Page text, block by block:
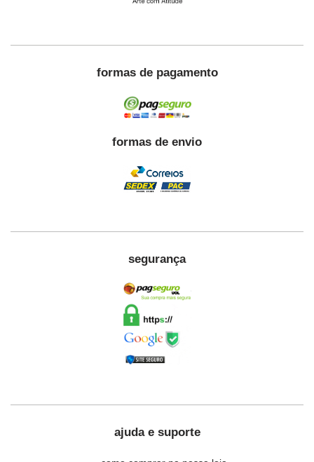
formas de pagamento
formas de envio
segurança
ajuda e suporte